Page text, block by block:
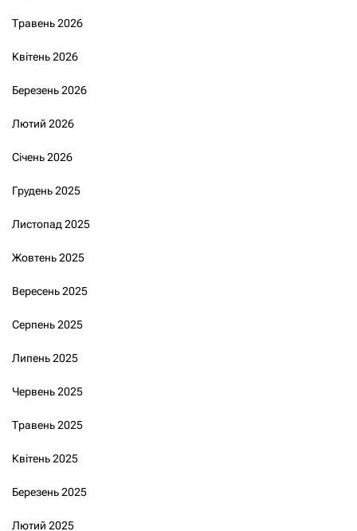
Травень 2026
Квітень 2026
Березень 2026
Лютий 2026
Січень 2026
Грудень 2025
Листопад 2025
Жовтень 2025
Вересень 2025
Серпень 2025
Липень 2025
Червень 2025
Травень 2025
Квітень 2025
Березень 2025
Лютий 2025